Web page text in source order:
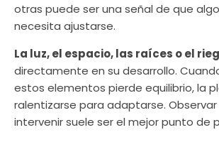
otras puede ser una señal de que
necesita ajustarse.
La luz, el espacio, las raíces o el
directamente en su desarrollo.
estos elementos pierde equilibrio, la
ralentizarse para adaptarse.
intervenir suele ser el mejor punto de